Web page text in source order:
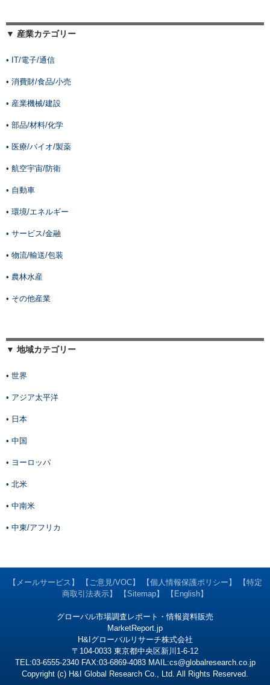
▼ 産業カテゴリー
• IT/電子/通信
• 消費財/食品/小売
• 産業機械/建設
• 部品/材料/化学
• 医療/バイオ/製薬
• 航空宇宙/防衛
• 自動車
• 環境/エネルギー
• サービス/金融
• 物流/輸送/包装
• 農林水産
• その他産業
▼ 地域カテゴリー
• 世界
• アジア太平洋
• 日本
• 中国
• ヨーロッパ
• 北米
• 中南米
• 中東/アフリカ
【メールサービス】 【ご意見/VOC】 【個人情報保護ポリシー】
【特定
商取引法表示】
【Sitemap】 【English】
グローバル市場調査レポート・情報資料販売
MarketReport.jp
H&Iグローバルリサーチ株式会社
〒104-0033 東京都中央区新川1-6-12
TEL:03-6555-2340 FAX:03-6869-4083 MAIL:cs@globalresearch.co.jp
Copyright (c) H&I Global Research Co., Ltd. All Rights Reserved.